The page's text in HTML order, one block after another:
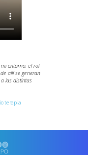
entorno, el rol
allí se generan
las distintas